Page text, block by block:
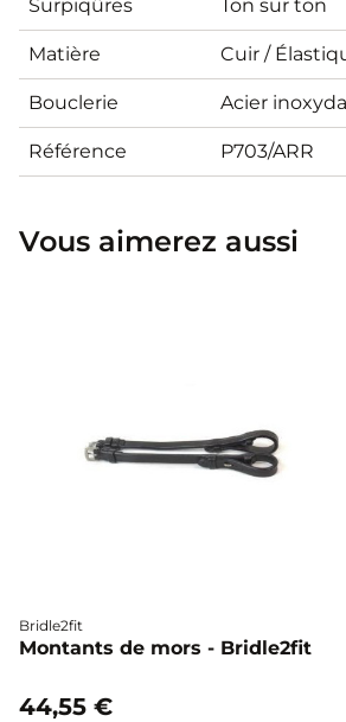
Surpiqûres Ton sur ton
Matière Cuir /
Bouclerie Acier
Référence P703/ARR
Vous aimerez aussi
Bridle2fit
Montants de mors - Bridle2fit
44,55 €